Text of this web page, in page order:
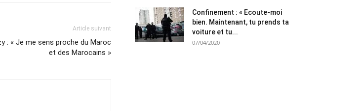
Article suivant
: « Je me sens proche du Maroc
et des Marocains »
Confinement : « Ecoute-moi
bien. Maintenant, tu prends ta
voiture et tu...
07/04/2020